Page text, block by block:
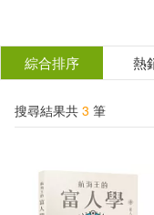
結
分類 (單選)
所有商品(3)
電子書(1)
綜合排序 熱
搜尋結果共 3 筆